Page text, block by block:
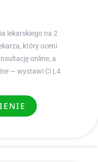
lekarskiego na 2
który oceni
online, a
— wystawi Ci L4